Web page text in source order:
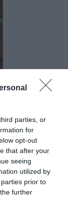
parties, or
for
opt-out
that after your
seeing
utilized by
prior to
further